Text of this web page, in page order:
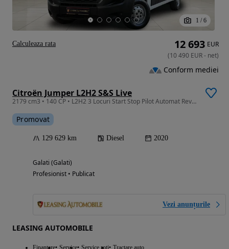
1 / 6
Citroën Jumper L2H2 S&S Live
2179 cm3 • 140 CP • L2H2 3 Locuri Start Stop Pilot Automat Revizii la zi Garantie
Promovat
129 629 km Diesel 2020
Galati (Galati)
Profesionist • Publicat
Vezi anunțurile
LEASING AUTOMOBILE
Finantare Service Service roti Tractare auto
12 693 EUR
(10 490 EUR- net)
Conform mediei
Calculeaza rata